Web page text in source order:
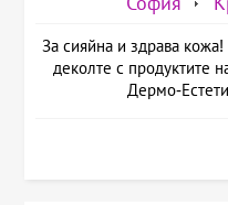
За сияйна и здрава
деколте с продуктите
Дермо-